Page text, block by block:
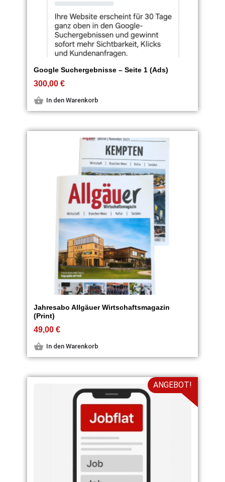
Google Suchergebnisse – Seite 1 (Ads)
300,00€
In den Warenkorb
Jahresabo Allgäuer Wirtschaftsmagazin
(Print)
49,00€
In den Warenkorb
ANGEBOT!